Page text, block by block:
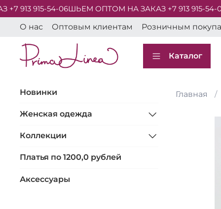
913 915-54-06ШЬЕМ ОПТОМ НА ЗАКАЗ +7 913 915-54-06
О нас
Оптовым клиентам Розничным
Каталог
Главная
Новинки
Женская одежда
Коллекции
Платья по 1200,0 рублей
Аксессуары